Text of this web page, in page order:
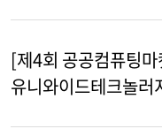
[제4회 공공컴퓨팅
유니와이드테크놀러